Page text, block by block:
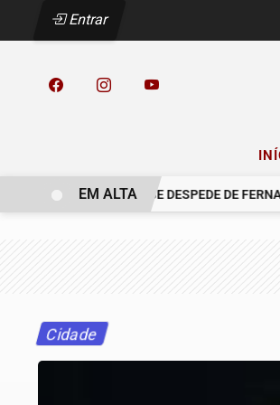
Entrar
O GRUPO SINSEF SE DESPEDE DE
EM ALTA
Cidade